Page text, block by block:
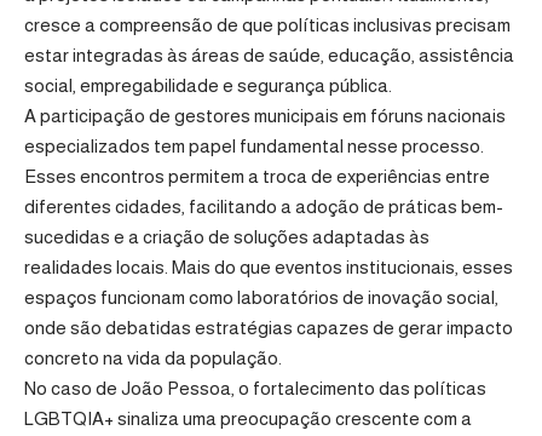
cresce a compreensão de que políticas inclusivas precisam
estar integradas às áreas de saúde, educação, assistência
social, empregabilidade e segurança pública.
A participação de gestores municipais em fóruns nacionais
especializados tem papel fundamental nesse processo.
Esses encontros permitem a troca de experiências entre
diferentes cidades, facilitando a adoção de práticas bem-
sucedidas e a criação de soluções adaptadas às
realidades locais. Mais do que eventos institucionais, esses
espaços funcionam como laboratórios de inovação social,
onde são debatidas estratégias capazes de gerar impacto
concreto na vida da população.
No caso de João Pessoa, o fortalecimento das políticas
LGBTQIA+ sinaliza uma preocupação crescente com a